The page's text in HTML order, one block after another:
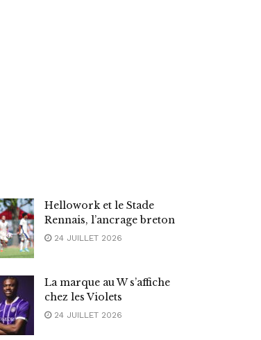
Hellowork et le Stade
Rennais, l’ancrage breton
24 JUILLET 2026
La marque au W s’affiche
chez les Violets
24 JUILLET 2026